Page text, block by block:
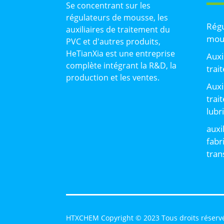
Se concentrant sur les
régulateurs de mousse, les
auxiliaires de traitement du
PVC et d'autres produits,
HeTianXia est une entreprise
complète intégrant la R&D, la
production et les ventes.
HTXCHEM Copyright © 2023 Tous droits